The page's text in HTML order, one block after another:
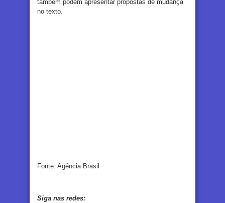
também podem apresentar propostas de mudança
no texto.
Fonte: Agência Brasil
Siga nas redes: